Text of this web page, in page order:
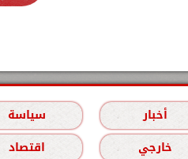
أخبار سياسة
خارجي اقتصاد